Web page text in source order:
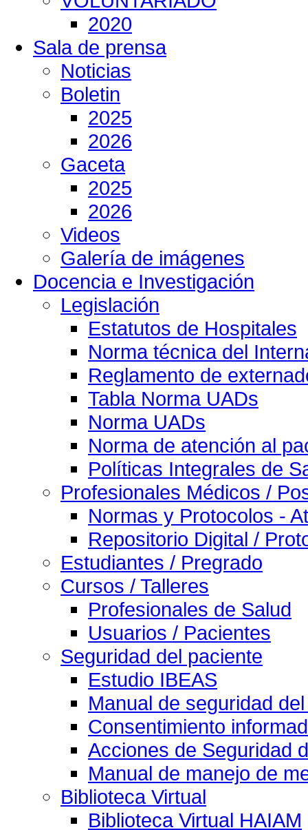
2020
Sala de prensa
Noticias
Boletin
2025
2026
Gaceta
2025
2026
Videos
Galería de imágenes
Docencia e Investigación
Legislación
Estatutos de Hospitales
Norma técnica del
Reglamento de
Tabla Norma UADs
Norma UADs
Norma de atención al
Políticas Integrales de
Profesionales Médicos /
Normas y Protocolos -
Repositorio Digital /
Estudiantes / Pregrado
Cursos / Talleres
Profesionales de Salud
Usuarios / Pacientes
Seguridad del paciente
Estudio IBEAS
Manual de seguridad
Consentimiento
Acciones de Seguridad
Manual de manejo de
Biblioteca Virtual
Biblioteca Virtual HAIAM